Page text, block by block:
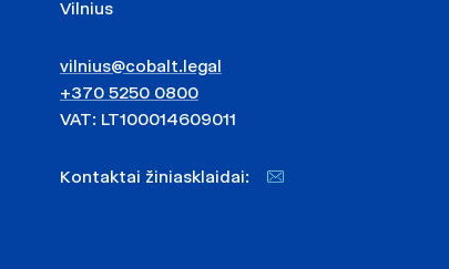
Vilnius
vilnius@cobalt.legal
+370 5250 0800
VAT: LT100014609011
Kontaktai žiniasklaidai: